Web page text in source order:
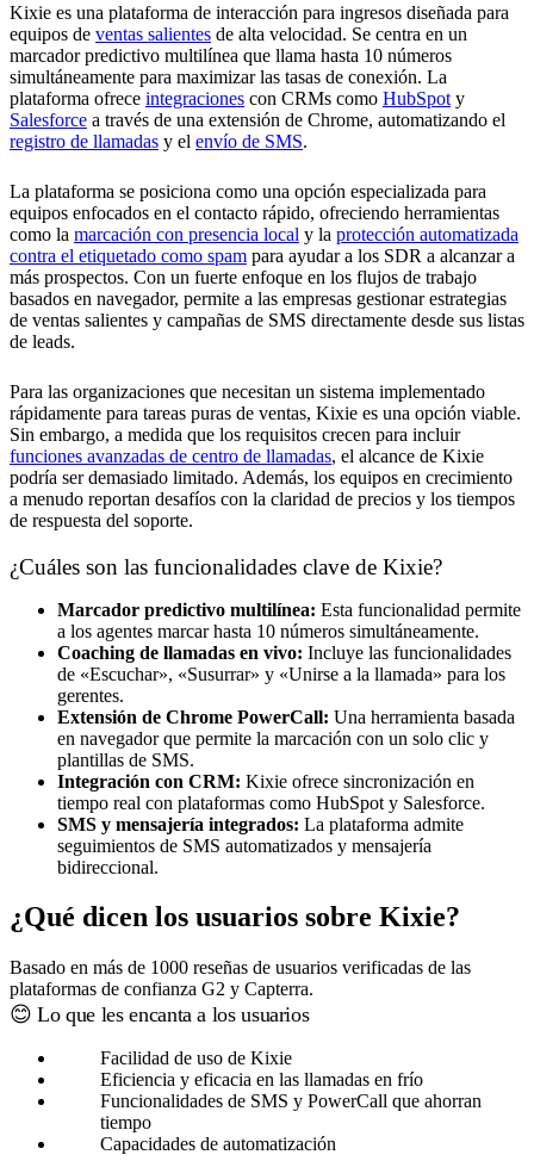
Kixie es una plataforma de interacción para ingresos diseñada para
equipos de ventas salientes de alta velocidad. Se centra en un
marcador predictivo multilínea que llama hasta 10 números
simultáneamente para maximizar las tasas de conexión. La
plataforma ofrece integraciones con CRMs como HubSpot y
Salesforce a través de una extensión de Chrome, automatizando el
registro de llamadas y el envío de SMS.
La plataforma se posiciona como una opción especializada para
equipos enfocados en el contacto rápido, ofreciendo herramientas
como la marcación con presencia local y la protección automatizada
contra el etiquetado como spam para ayudar a los SDR a alcanzar a
más prospectos. Con un fuerte enfoque en los flujos de trabajo
basados en navegador, permite a las empresas gestionar estrategias
de ventas salientes y campañas de SMS directamente desde sus listas
de leads.
Para las organizaciones que necesitan un sistema implementado
rápidamente para tareas puras de ventas, Kixie es una opción viable.
Sin embargo, a medida que los requisitos crecen para incluir
funciones avanzadas de centro de llamadas, el alcance de Kixie
podría ser demasiado limitado. Además, los equipos en crecimiento
a menudo reportan desafíos con la claridad de precios y los tiempos
de respuesta del soporte.
¿Cuáles son las funcionalidades clave de Kixie?
Marcador predictivo multilínea: Esta funcionalidad permite
a los agentes marcar hasta 10 números simultáneamente.
Coaching de llamadas en vivo: Incluye las funcionalidades
de «Escuchar», «Susurrar» y «Unirse a la llamada» para los
gerentes.
Extensión de Chrome PowerCall: Una herramienta basada
en navegador que permite la marcación con un solo clic y
plantillas de SMS.
Integración con CRM: Kixie ofrece sincronización en
tiempo real con plataformas como HubSpot y Salesforce.
SMS y mensajería integrados: La plataforma admite
seguimientos de SMS automatizados y mensajería
bidireccional.
¿Qué dicen los usuarios sobre Kixie?
Basado en más de 1000 reseñas de usuarios verificadas de las
plataformas de confianza G2 y Capterra.
😊 Lo que les encanta a los usuarios
Facilidad de uso de Kixie
Eficiencia y eficacia en las llamadas en frío
Funcionalidades de SMS y PowerCall que ahorran
tiempo
Capacidades de automatización